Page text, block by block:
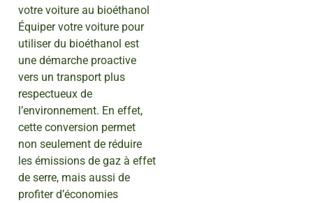
Équiper votre voiture pour
utiliser du bioéthanol est
une démarche proactive
vers un transport plus
respectueux de
l’environnement. En effet,
cette conversion permet
non seulement de réduire
les émissions de gaz à effet
de serre, mais aussi de
profiter d’économies